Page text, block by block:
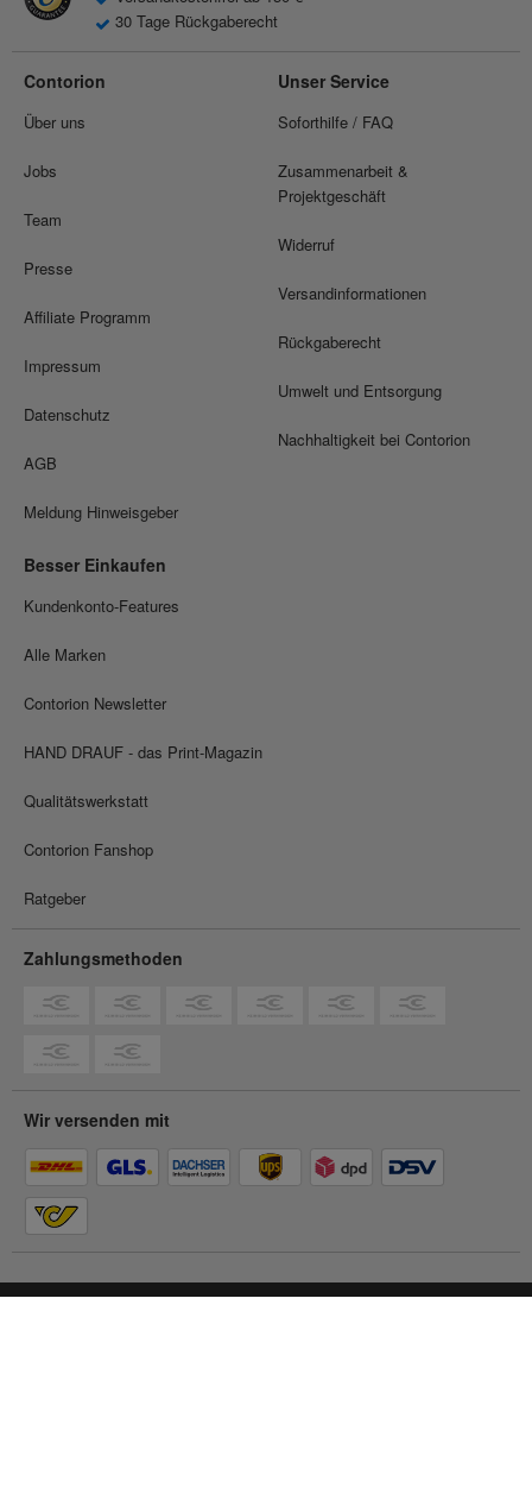
30 Tage Rückgaberecht
Contorion
Über uns
Jobs
Team
Presse
Affiliate Programm
Impressum
Datenschutz
AGB
Meldung Hinweisgeber
Unser Service
Soforthilfe / FAQ
Zusammenarbeit &
Projektgeschäft
Widerruf
Versandinformationen
Rückgaberecht
Umwelt und Entsorgung
Nachhaltigkeit bei Contorion
Besser Einkaufen
Kundenkonto-Features
Alle Marken
Contorion Newsletter
HAND DRAUF - das Print-Magazin
Qualitätswerkstatt
Contorion Fanshop
Ratgeber
Zahlungsmethoden
Wir versenden mit